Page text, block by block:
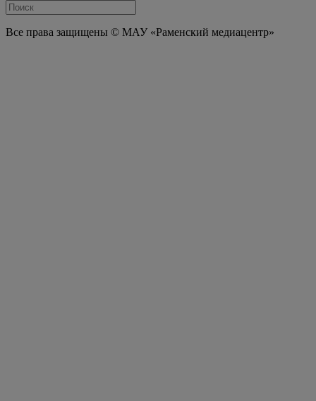
Все права защищены © МАУ «Раменский медиацентр»